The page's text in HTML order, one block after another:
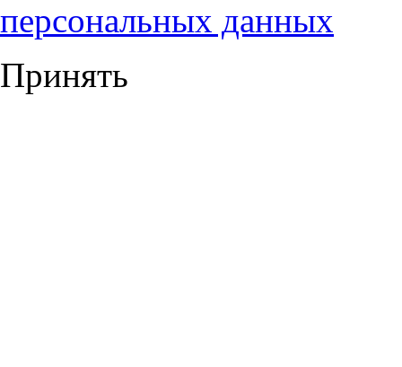
персональных данных
Принять